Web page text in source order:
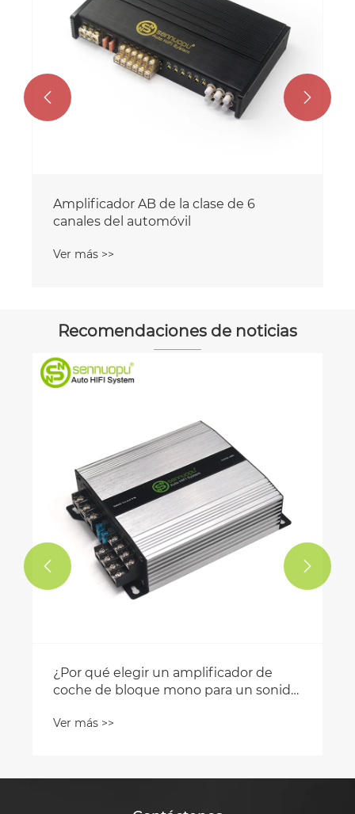
Amplificador AB de la clase de 6
canales del automóvil
Ver más >>
 
Recomendaciones de noticias
¿Por qué elegir un amplificador de
coche de bloque mono para un sonido
Ver más >>
 